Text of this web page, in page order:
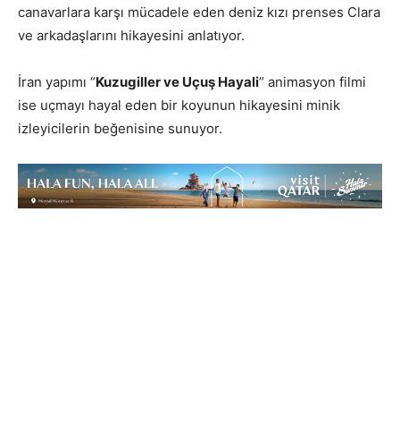
canavarlara karşı mücadele eden deniz kızı prenses Clara
ve arkadaşlarını hikayesini anlatıyor.
İran yapımı “Kuzugiller ve Uçuş Hayali” animasyon filmi
ise uçmayı hayal eden bir koyunun hikayesini minik
izleyicilerin beğenisine sunuyor.